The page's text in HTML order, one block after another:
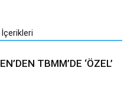
İçerikleri
TBMM’DE ‘ÖZEL’